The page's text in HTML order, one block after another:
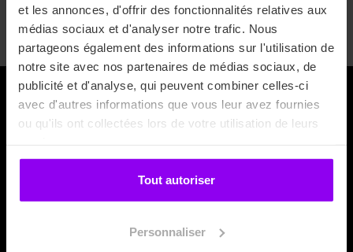
et les annonces, d'offrir des fonctionnalités relatives aux
médias sociaux et d'analyser notre trafic. Nous
partageons également des informations sur l'utilisation de
notre site avec nos partenaires de médias sociaux, de
publicité et d'analyse, qui peuvent combiner celles-ci
avec d'autres informations que vous leur avez fournies
ou qu'ils ont collectées lors de votre utilisation de leurs
Tout autoriser
Personnaliser
Candidater
Les actions de formation (L.6313-1 – 1°)